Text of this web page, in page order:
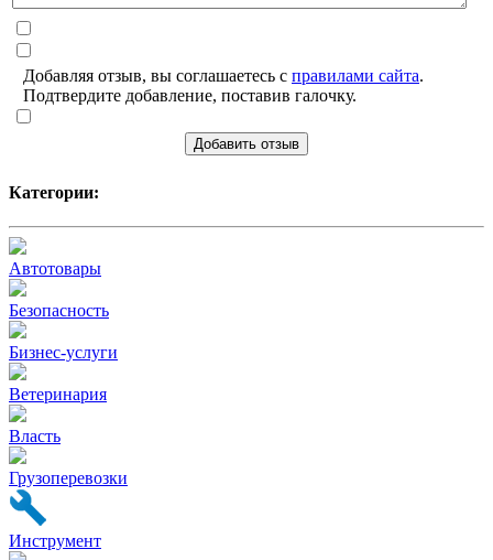
Добавляя отзыв, вы соглашаетесь с правилами сайта.
Подтвердите добавление, поставив галочку.
Добавить отзыв
Категории:
Автотовары
Безопасность
Бизнес-услуги
Ветеринария
Власть
Грузоперевозки
Инструмент